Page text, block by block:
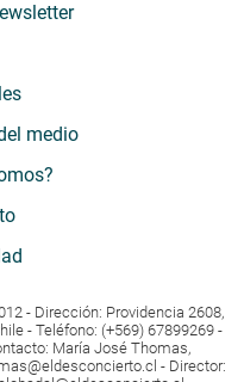
medio
- Dirección: Providencia 2608,
- Teléfono: (+569) 67899269 -
María José Thomas,
- Director: